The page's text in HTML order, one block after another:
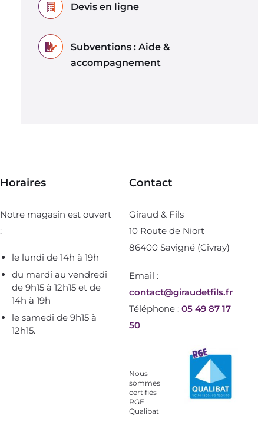
Devis en ligne
Subventions : Aide &
accompagnement
Horaires
Notre magasin est ouvert
:
le lundi de 14h à 19h
du mardi au vendredi
de 9h15 à 12h15 et de
14h à 19h
le samedi de 9h15 à
12h15.
Contact
Giraud & Fils
10 Route de Niort
86400 Savigné (Civray)
Email :
contact@giraudetfils.fr
Téléphone :05 49 87 17
50
Nous
sommes
certifiés
RGE
Qualibat